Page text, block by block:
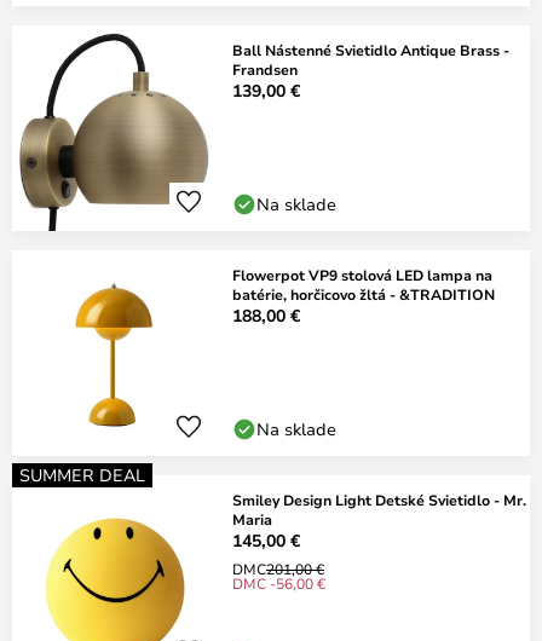
Ball Nástenné Svietidlo Antique Brass -
Frandsen
139,00 €
Na sklade
Flowerpot VP9 stolová LED lampa na
batérie, horčicovo žltá - &TRADITION
188,00 €
Na sklade
SUMMER DEAL
Smiley Design Light Detské Svietidlo - Mr.
Maria
145,00 €
DMC201,00 €
DMC -56,00 €